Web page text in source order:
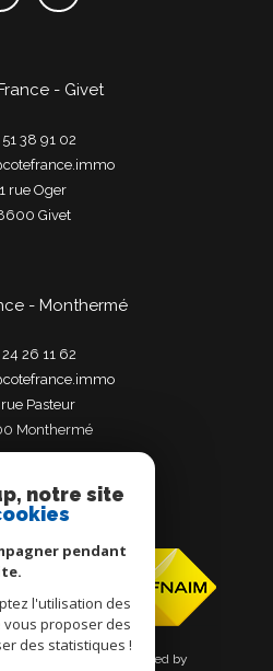
- Givet
38 91 02
rue Oger
givet
- Monthermé
26 11 62
Pasteur
monthermé
| Traduction powered by
notre site
pendant
l'utilisation des
vous proposer des
des statistiques !